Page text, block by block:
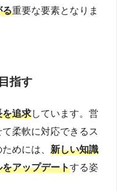
る重要な要素となりま
指す
を追求しています。営
柔軟に対応できるス
めには、 新しい知識
アップデートする姿